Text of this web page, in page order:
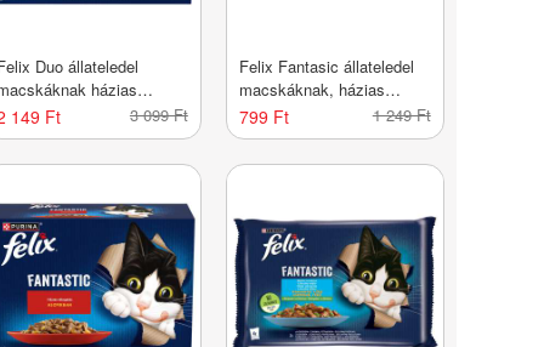
Duo állateledel
házias
12x85 g - 1020 g
149 Ft 3 099 Ft
Felix Fantasic állateledel
macskáknak, házias
válogatás 4x85 g - 340 g
799 Ft 1 249 Ft